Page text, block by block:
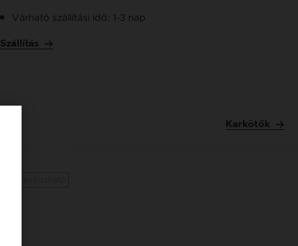
Várható szállítási idő: 1-3 nap
Szállítás
Karkötők